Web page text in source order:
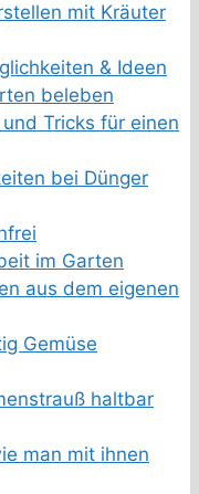
mit Kräuter
& Ideen
beleben
Tricks für einen
bei Dünger
im Garten
aus dem eigenen
Gemüse
haltbar
man mit ihnen